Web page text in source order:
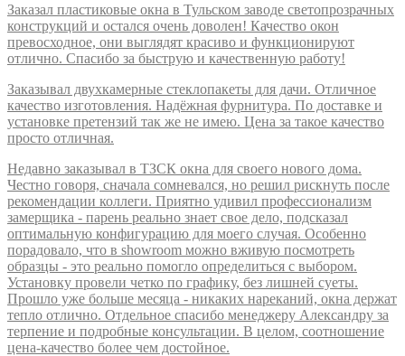
Заказал пластиковые окна в Тульском заводе светопрозрачных
конструкций и остался очень доволен! Качество окон
превосходное, они выглядят красиво и функционируют
отлично. Спасибо за быструю и качественную работу!
Заказывал двухкамерные стеклопакеты для дачи. Отличное
качество изготовления. Надёжная фурнитура. По доставке и
установке претензий так же не имею. Цена за такое качество
просто отличная.
Недавно заказывал в ТЗСК окна для своего нового дома.
Честно говоря, сначала сомневался, но решил рискнуть после
рекомендации коллеги. Приятно удивил профессионализм
замерщика - парень реально знает свое дело, подсказал
оптимальную конфигурацию для моего случая. Особенно
порадовало, что в showroom можно вживую посмотреть
образцы - это реально помогло определиться с выбором.
Установку провели четко по графику, без лишней суеты.
Прошло уже больше месяца - никаких нареканий, окна держат
тепло отлично. Отдельное спасибо менеджеру Александру за
терпение и подробные консультации. В целом, соотношение
цена-качество более чем достойное.